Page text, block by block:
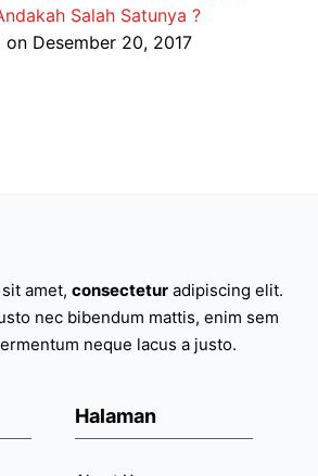
Salah Satunya ?
on Desember 20, 2017
amet, consectetur adipiscing elit.
nec bibendum mattis, enim sem
neque lacus a justo.
Halaman